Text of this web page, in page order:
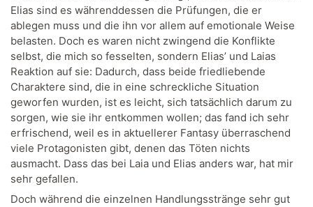
Elias sind es währenddessen die Prüfungen, die er
ablegen muss und die ihn vor allem auf emotionale Weise
belasten. Doch es waren nicht zwingend die Konflikte
selbst, die mich so fesselten, sondern Elias’ und Laias
Reaktion auf sie: Dadurch, dass beide friedliebende
Charaktere sind, die in eine schreckliche Situation
geworfen wurden, ist es leicht, sich tatsächlich darum zu
sorgen, wie sie ihr entkommen wollen; das fand ich sehr
erfrischend, weil es in aktuellerer Fantasy überraschend
viele Protagonisten gibt, denen das Töten nichts
ausmacht. Dass das bei Laia und Elias anders war, hat mir
sehr gefallen.
Doch während die einzelnen Handlungsstränge sehr gut